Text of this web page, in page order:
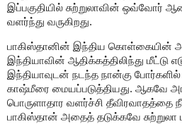
இப்பகுதியில் சுற்றுலாவின் ஒவ்வோர்
வளர்ந்து வருகிறது.
பாகிஸ்தானின் இந்திய கொள்கையின்
இந்தியாவின் ஆதிக்கத்திலிந்து மீட்டு
இந்தியாவுடன் நடந்த நான்கு
காஷ்மீரை மையப்படுத்தியது. ஆகவே
பொருளாதார வளர்ச்சி தீவிரவாதத்தை
பாகிஸ்தான் அதைத் தடுக்கவே